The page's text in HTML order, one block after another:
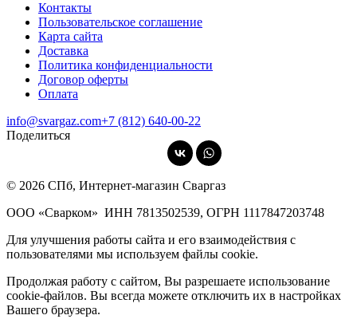
Контакты
Пользовательское соглашение
Карта сайта
Доставка
Политика конфиденциальности
Договор оферты
Оплата
info@svargaz.com+7 (812) 640‑00‑22
Поделиться
© 2026 СПб, Интернет-магазин Сваргаз
ООО «Сварком» ИНН 7813502539, ОГРН 1117847203748
Для улучшения работы сайта и его взаимодействия с
пользователями мы используем файлы cookie.
Продолжая работу с сайтом, Вы разрешаете использование
cookie-файлов. Вы всегда можете отключить их в настройках
Вашего браузера.